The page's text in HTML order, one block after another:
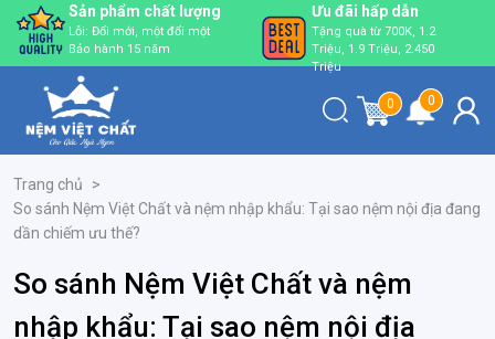
Sản phẩm chất lượng
Lỗi: Đổi mới, một đổi một
Bảo hành 15 năm
Ưu đãi hấp dẫn
Tặng quà từ 700K, 1.2
Triệu, 1.9 Triệu, 2.450
Triệu
0 0
Trang chủ
>
So sánh Nệm Việt Chất và nệm nhập khẩu: Tại sao nệm nội địa đang
dần chiếm ưu thế?
So sánh Nệm Việt Chất và nệm
nhập khẩu: Tại sao nệm nội địa